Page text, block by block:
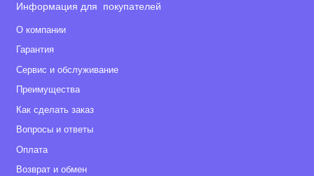
Информация для покупателей
О компании
Гарантия
Сервис и обслуживание
Преимущества
Как сделать заказ
Вопросы и ответы
Оплата
Возврат и обмен